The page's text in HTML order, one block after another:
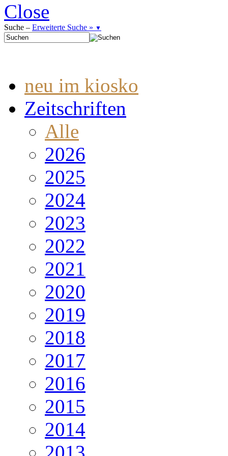
Close
Suche – Erweiterte Suche » ▼
neu im kiosko
Zeitschriften
Alle
2026
2025
2024
2023
2022
2021
2020
2019
2018
2017
2016
2015
2014